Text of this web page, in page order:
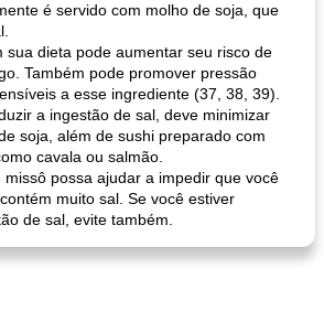
'slaw' perfurador de romã temperada
é servido com molho de soja, que
sua dieta pode aumentar seu risco de
Também pode promover pressão
a esse ingrediente (37, 38, 39).
a ingestão de sal, deve minimizar
soja, além de sushi preparado com
cavala ou salmão.
missô possa ajudar a impedir que você
muito sal. Se você estiver
de sal, evite também.